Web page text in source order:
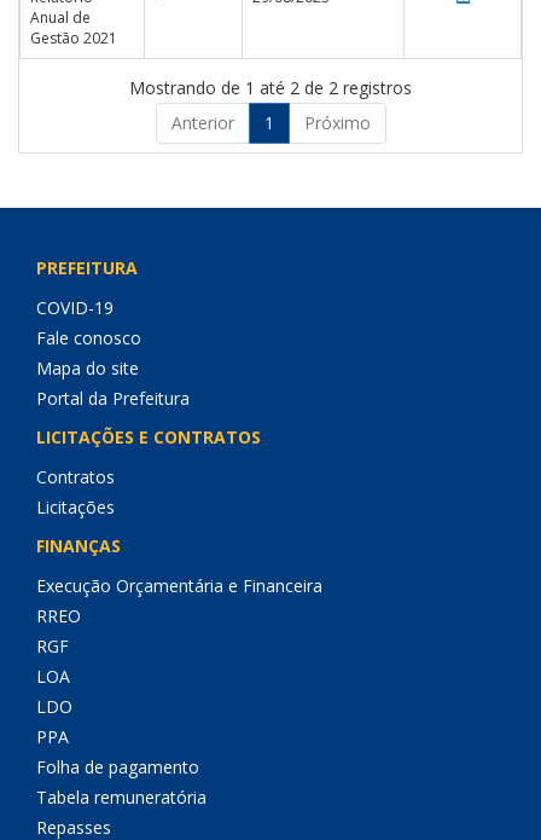
Anual de
Gestão 2021
Mostrando de 1 até 2 de 2 registros
Anterior
1 Próximo
PREFEITURA
COVID-19
Fale conosco
Mapa do site
Portal da Prefeitura
LICITAÇÕES E CONTRATOS
Contratos
Licitações
FINANÇAS
Execução Orçamentária e Financeira
RREO
RGF
LOA
LDO
PPA
Folha de pagamento
Tabela remuneratória
Repasses